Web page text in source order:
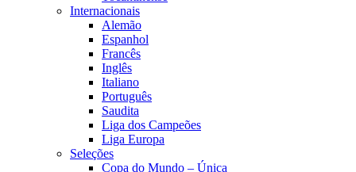
Internacionais
Alemão
Espanhol
Francês
Inglês
Italiano
Português
Saudita
Liga dos Campeões
Liga Europa
Seleções
Copa do Mundo – Única